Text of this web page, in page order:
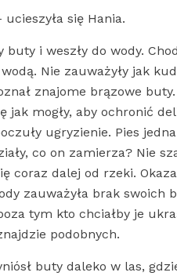
się Hania.
buty i weszły do wody.
wodą. Nie zauważyły jak
znajome brązowe
jak mogły, aby ochronić
ugryzienie. Pies
co on zamierza? Nie
coraz dalej od rzeki.
zauważyła brak swoich
tym kto chciałby je
podobnych.
buty daleko w las,